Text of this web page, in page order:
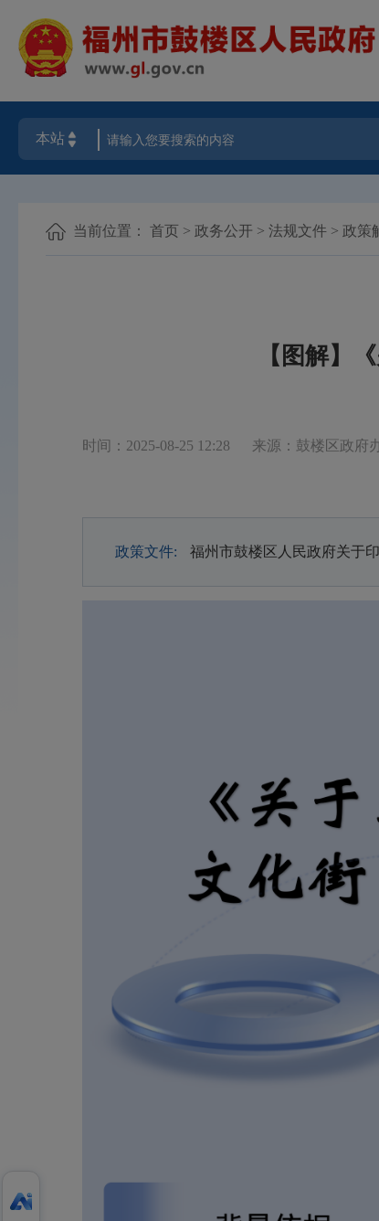
当前位置： 首页 > 政务公开 > 法规文件 > 政策
【图解】
时间：2025-08-25 12:28 来源：鼓楼区政府
政策文件: 福州市鼓楼区人民政府关于